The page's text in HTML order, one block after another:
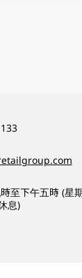
至下午五時 (星
息)